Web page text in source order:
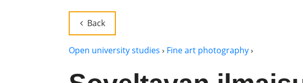
Back
Open university studies › Fine art photography›